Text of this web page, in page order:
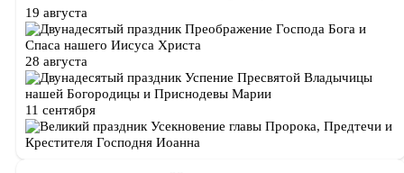
19 августа
Преображение Господа Бога и
Спаса нашего Иисуса Христа
28 августа
Успение Пресвятой Владычицы
нашей Богородицы и Приснодевы Марии
11 сентября
Усекновение главы Пророка, Предтечи и
Крестителя Господня Иоанна